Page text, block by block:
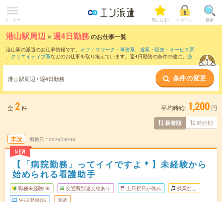
メニュー 気になる! ログイン 検索
港山駅周辺 ×週4日勤務のお仕事一覧
港山駅の派遣のお仕事情報です。 オフィスワーク・事務系、 営業・販売・サービス系
、 クリエイティブ系などのお仕事を取り揃えています。週4日勤務の条件の他に、 交通
港山駅周辺 / 週4日勤務 条件の変更
全 2件 平均時給: 1,200 円
新着順 時給順
未読
NEW
掲載日 2026/08/08
【「病院勤務」ってイイですよ＊】未経験から
始められる看護助手
職種未経験OK 交通費別途支給あり 土日祝日が休み 残業なし
WEB登録OK 派遣